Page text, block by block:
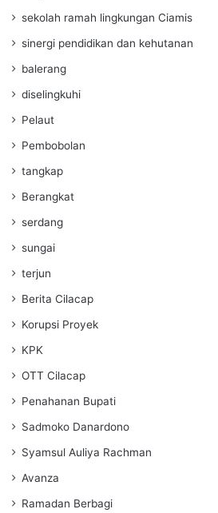
sekolah ramah lingkungan Ciamis
sinergi pendidikan dan kehutanan
balerang
diselingkuhi
Pelaut
Pembobolan
tangkap
Berangkat
serdang
sungai
terjun
Berita Cilacap
Korupsi Proyek
KPK
OTT Cilacap
Penahanan Bupati
Sadmoko Danardono
Syamsul Auliya Rachman
Avanza
Ramadan Berbagi